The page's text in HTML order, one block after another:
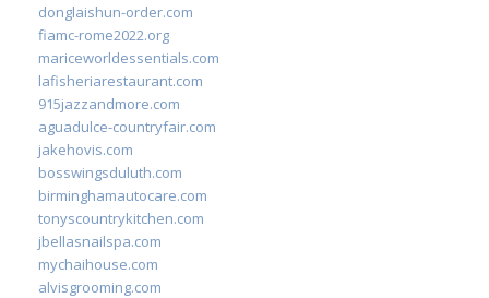
donglaishun-order.com
fiamc-rome2022.org
mariceworldessentials.com
lafisheriarestaurant.com
915jazzandmore.com
aguadulce-countryfair.com
jakehovis.com
bosswingsduluth.com
birminghamautocare.com
tonyscountrykitchen.com
jbellasnailspa.com
mychaihouse.com
alvisgrooming.com